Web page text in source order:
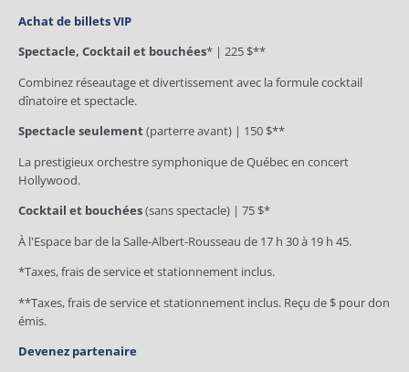
Achat de billets VIP
Spectacle, Cocktail et bouchées* | 225 $**
Combinez réseautage et divertissement avec la formule cocktail
dînatoire et spectacle.
Spectacle seulement(parterre avant) | 150 $**
La prestigieux orchestre symphonique de Québec en concert
Hollywood.
Cocktail et bouchées(sans spectacle) | 75 $*
À l'Espace bar de la Salle-Albert-Rousseau de 17 h 30 à 19 h 45.
*Taxes, frais de service et stationnement inclus.
**Taxes, frais de service et stationnement inclus. Reçu de $ pour don
émis.
Devenez partenaire